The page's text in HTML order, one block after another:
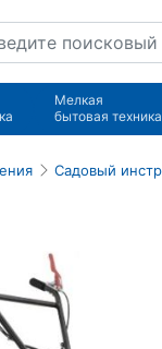
Мелкая
бытовая техника
Садовый